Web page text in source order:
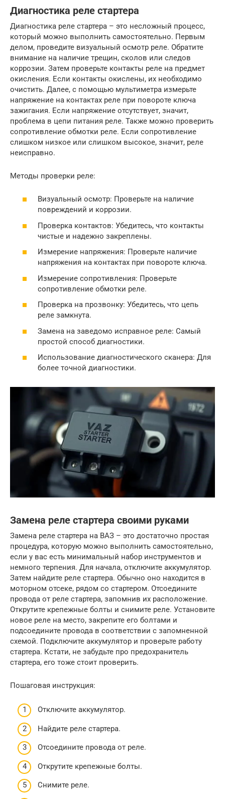
Диагностика реле стартера
Диагностика реле стартера – это несложный процесс,
который можно выполнить самостоятельно. Первым
делом, проведите визуальный осмотр реле. Обратите
внимание на наличие трещин, сколов или следов
коррозии. Затем проверьте контакты реле на предмет
окисления. Если контакты окислены, их необходимо
очистить. Далее, с помощью мультиметра измерьте
напряжение на контактах реле при повороте ключа
зажигания. Если напряжение отсутствует, значит,
проблема в цепи питания реле. Также можно проверить
сопротивление обмотки реле. Если сопротивление
слишком низкое или слишком высокое, значит, реле
неисправно.
Методы проверки реле:
Визуальный осмотр: Проверьте на наличие
повреждений и коррозии.
Проверка контактов: Убедитесь, что контакты
чистые и надежно закреплены.
Измерение напряжения: Проверьте наличие
напряжения на контактах при повороте ключа.
Измерение сопротивления: Проверьте
сопротивление обмотки реле.
Проверка на прозвонку: Убедитесь, что цепь
реле замкнута.
Замена на заведомо исправное реле: Самый
простой способ диагностики.
Использование диагностического сканера: Для
более точной диагностики.
Замена реле стартера своими руками
Замена реле стартера на ВАЗ – это достаточно простая
процедура, которую можно выполнить самостоятельно,
если у вас есть минимальный набор инструментов и
немного терпения. Для начала, отключите аккумулятор.
Затем найдите реле стартера. Обычно оно находится в
моторном отсеке, рядом со стартером. Отсоедините
провода от реле стартера, запомнив их расположение.
Открутите крепежные болты и снимите реле. Установите
новое реле на место, закрепите его болтами и
подсоедините провода в соответствии с запомненной
схемой. Подключите аккумулятор и проверьте работу
стартера. Кстати, не забудьте про предохранитель
стартера, его тоже стоит проверить.
Пошаговая инструкция:
Отключите аккумулятор.
Найдите реле стартера.
Отсоедините провода от реле.
Открутите крепежные болты.
Снимите реле.